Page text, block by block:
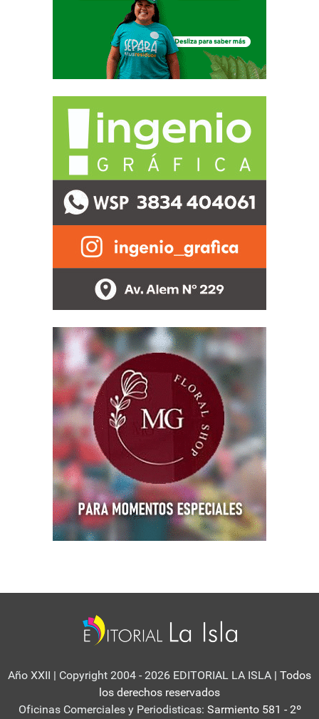
Año XXII | Copyright 2004 - 2026 EDITORIAL LA ISLA | Todos
los derechos reservados
Oficinas Comerciales y Periodisticas: Sarmiento 581 - 2º